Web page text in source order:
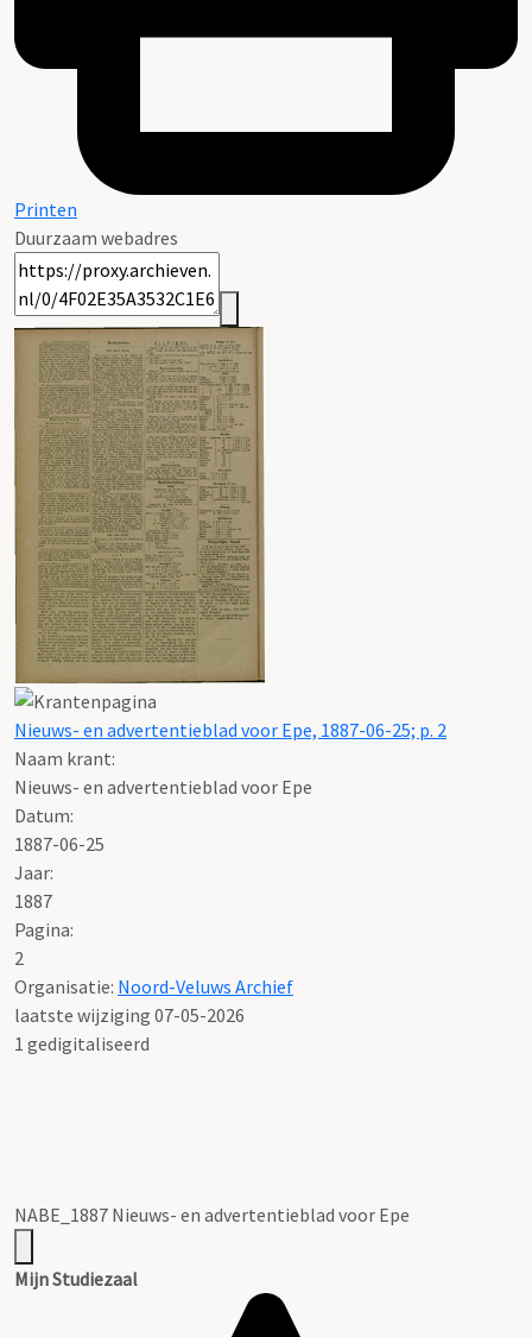
Printen
Duurzaam webadres
Nieuws- en advertentieblad voor Epe, 1887-06-25; p. 2
Naam krant:
Nieuws- en advertentieblad voor Epe
Datum:
1887-06-25
Jaar:
1887
Pagina:
2
Organisatie: Noord-Veluws Archief
laatste wijziging 07-05-2026
1 gedigitaliseerd
NABE_1887 Nieuws- en advertentieblad voor Epe
Mijn Studiezaal